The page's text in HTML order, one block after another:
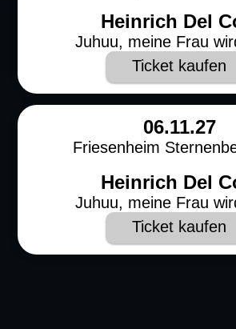
Heinrich Del
Juhuu, meine Frau
Ticket kaufen
06.11.27
Friesenheim
Heinrich Del
Juhuu, meine Frau
Ticket kaufen